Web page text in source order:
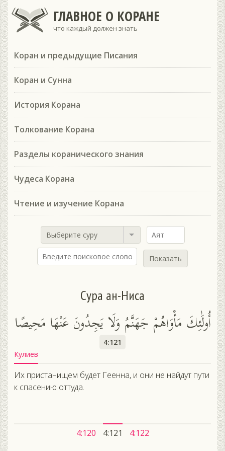
ГЛАВНОЕ О КОРАНЕ
что каждый должен знать
Коран и предыдущие Писания
Коран и Сунна
История Корана
Толкование Корана
Разделы коранического знания
Чудеса Корана
Чтение и изучение Корана
Выберите суру
Показать
Сура ан-Ниса
أُولَٰئِكَ مَأْوَاهُمْ جَهَنَّمُ وَلَا يَجِدُونَ عَنْهَا مَحِيصًا
4:121
Кулиев
Их пристанищем будет Геенна, и они не найдут пути
к спасению оттуда.
4:120 4:121 4:122